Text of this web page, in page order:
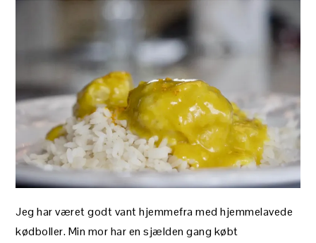
Jeg har været godt vant hjemmefra med hjemmelavede
kødboller. Min mor har en sjælden gang købt